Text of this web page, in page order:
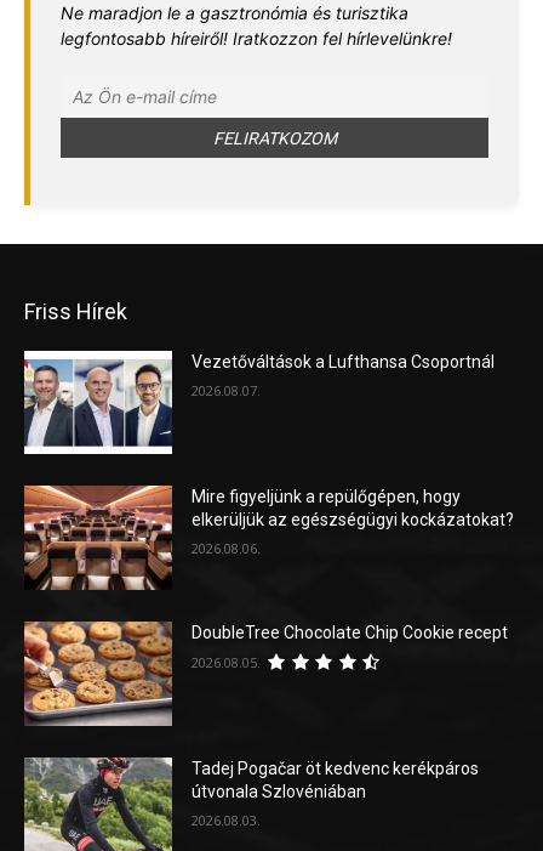
Ne maradjon le a gasztronómia és turisztika
legfontosabb híreiről! Iratkozzon fel hírlevelünkre!
Friss Hírek
Vezetőváltások a Lufthansa Csoportnál
2026.08.07.
Mire figyeljünk a repülőgépen, hogy
elkerüljük az egészségügyi kockázatokat?
2026.08.06.
DoubleTree Chocolate Chip Cookie recept
2026.08.05.
Tadej Pogačar öt kedvenc kerékpáros
útvonala Szlovéniában
2026.08.03.